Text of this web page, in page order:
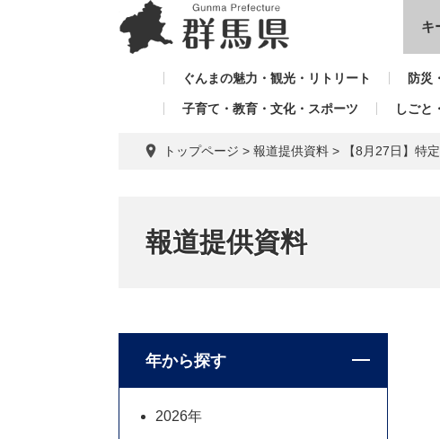
キ
ぐんまの魅力・観光・リトリート 防災
子育て・教育・文化・スポーツ しごと
トップページ > 報道提供資料 > 【8月27日】特
報道提供資料
年から探す
2026年